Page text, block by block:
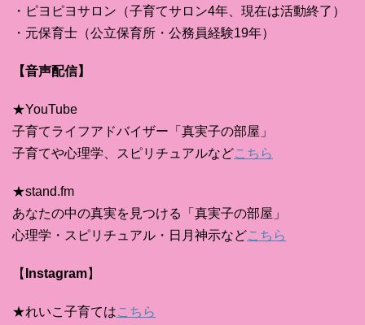
・ピヨピヨサロン（子育てサロン4年、現在は活動終了）
・元保育士（公立保育所・公務員経験19年）
【音声配信】
★YouTube
子育てライフアドバイザー「真実子の部屋」
子育てや心理学、スピリチュアルなどこちら
★stand.fm
あなたの中の真実を見つける「真実子の部屋」
心理学・スピリチュアル・日月神示などこちら
【 Instagram】
★れいこ子育てはこちら